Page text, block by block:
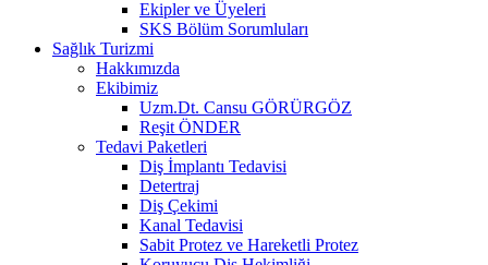
Ekipler ve Üyeleri
SKS Bölüm Sorumluları
Sağlık Turizmi
Hakkımızda
Ekibimiz
Uzm.Dt. Cansu GÖRÜRGÖZ
Reşit ÖNDER
Tedavi Paketleri
Diş İmplantı Tedavisi
Detertraj
Diş Çekimi
Kanal Tedavisi
Sabit Protez ve Hareketli Protez